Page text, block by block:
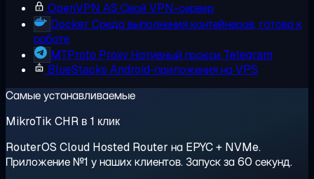
OpenVPN AS Свой VPN-сервер
Docker Среда выполнения контейнеров, готова к
работе
MTProto ProxyНативный прокси Telegram
BlueStacks Android-приложения на VPS
Самые устанавливаемые
MikroTik CHR в 1 клик
RouterOS Cloud Hosted Router на EPYC + NVMe.
Приложение №1 у наших клиентов. Запуск за 60 секунд.